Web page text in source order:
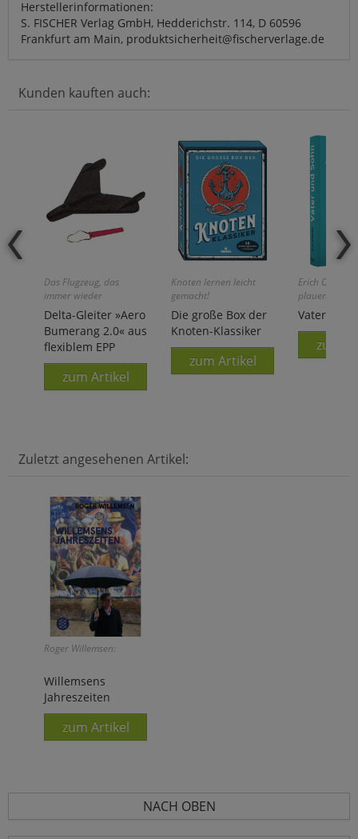
Herstellerinformationen:
S. FISCHER Verlag GmbH, Hedderichstr. 114, D 60596
Frankfurt am Main, produktsicherheit@fischerverlage.de
Kunden kauften auch:
Das Flugzeug, das
immer wieder
zurückkommt!
Delta-Gleiter »Aero
Bumerang 2.0« aus
flexiblem EPP
zum Artikel
Knoten lernen leicht
gemacht!
Die große Box der
Knoten-Klassiker
zum Artikel
Erich Ohser
plauen:
Vater und
zum
Zuletzt angesehenen Artikel:
Roger Willemsen:
Willemsens
Jahreszeiten
zum Artikel
NACH OBEN